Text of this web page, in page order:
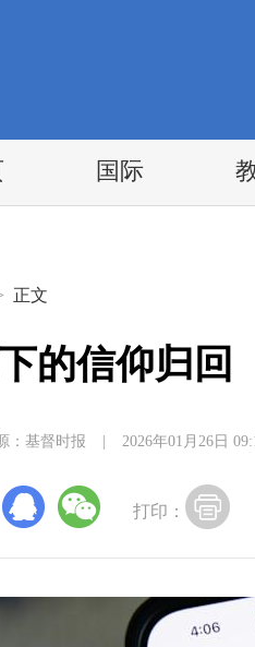
国际
正文
的信仰归回
：基督时报 2026年01月26日
打印：